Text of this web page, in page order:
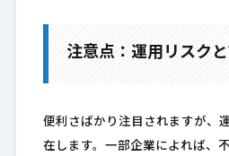
注意点：運用リスク
便利さばかり注目されますが、
在します。一部企業によれば、